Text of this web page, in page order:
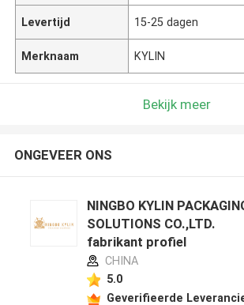
Levertijd 15-25 dagen
Merknaam KYLIN
Bekijk meer
ONGEVEER ONS
NINGBO KYLIN
SOLUTIONS CO.,LTD.
fabrikant profiel
CHINA
5.0
Geverifieerde